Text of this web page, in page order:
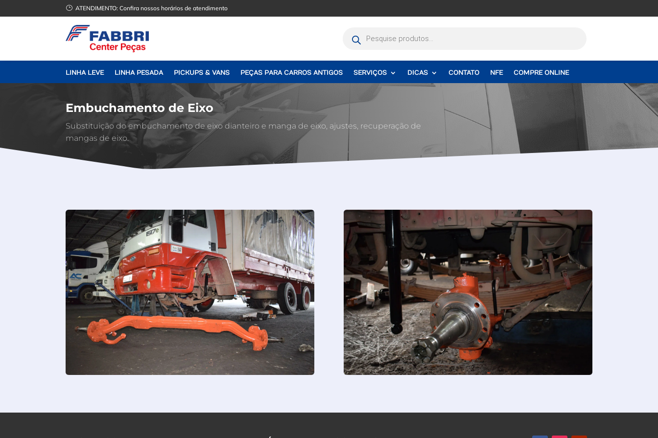
} ATENDIMENTO:Confira nossos horários de atendimento
produtos
LINHA LEVE LINHA PESADA PICKUPS & VANS PEÇAS PARA CARROS ANTIGOS SERVIÇOS DICAS CONTATO NFE COMPRE ONLINE
Embuchamento de Eixo
Substituição do embuchamento de eixo dianteiro e manga de eixo, ajustes, recuperação de
mangas de eixo.